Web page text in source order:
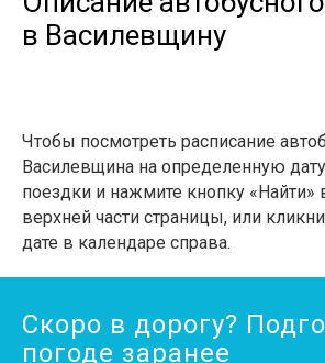
в Василевщину
Чтобы посмотреть расписание
Василевщина на определенную
поездки и нажмите кнопку
верхней части страницы, или
дате в календаре справа.
Скоро в дорогу?
погоде заранее